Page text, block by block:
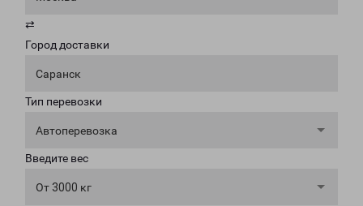
⇄
Город доставки
Саранск
Тип перевозки
Автоперевозка
Введите вес
От 3000 кг